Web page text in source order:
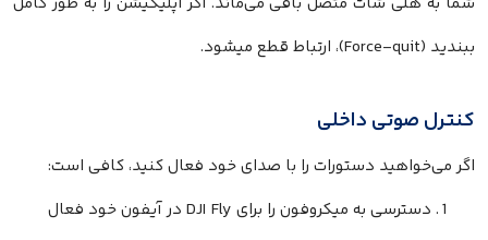
ببندید (Force-quit)، ارتباط قطع میشود.
کنترل صوتی داخلی
اگر می‌خواهید دستورات را با صدای خود فعال کنید، کافی است:
دسترسی به میکروفون را برای DJI Fly در آیفون خود فعال